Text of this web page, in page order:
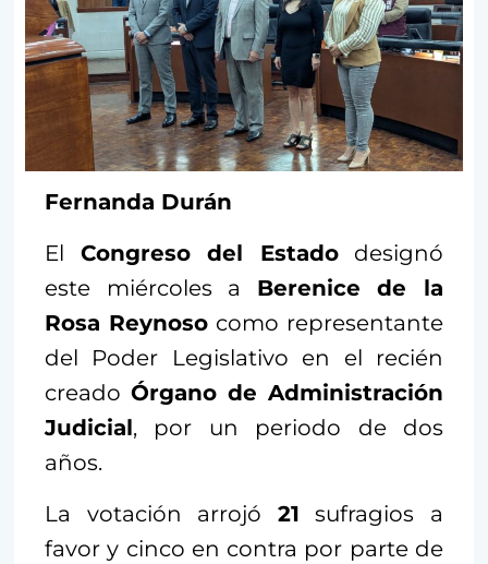
Fernanda Durán
El Congreso del Estadodesignó
este miércoles a Berenice de la
Rosa Reynoso como representante
del Poder Legislativo en el recién
creado Órgano de Administración
Judicial, por un periodo de dos
años.
La votación arrojó 21 sufragios a
favor y cinco en contra por parte de